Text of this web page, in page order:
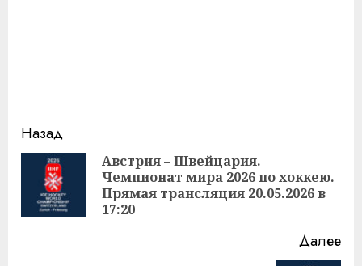
Продолжить
чтение
Назад
Австрия – Швейцария.
Чемпионат мира 2026 по хоккею.
Прямая трансляция 20.05.2026 в
17:20
Далее